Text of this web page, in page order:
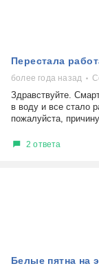
Перестала
более года назад
Здравствуйте.
в воду и все стало
пожалуйста,
2 ответа
Белые пятна на